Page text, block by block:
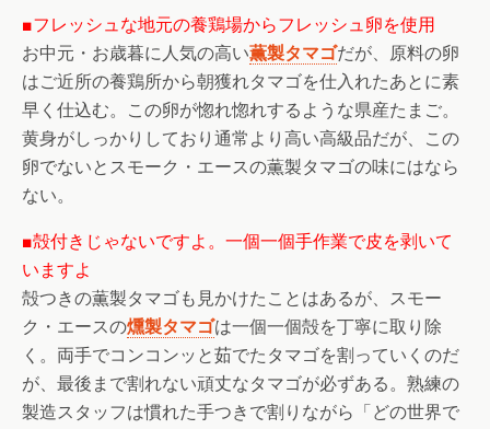
■フレッシュな地元の養鶏場からフレッシュ卵を使用
お中元・お歳暮に人気の高い薫製タマゴだが、原料の卵
はご近所の養鶏所から朝獲れタマゴを仕入れたあとに素
早く仕込む。この卵が惚れ惚れするような県産たまご。
黄身がしっかりしており通常より高い高級品だが、この
卵でないとスモーク・エースの薫製タマゴの味にはなら
ない。
■殻付きじゃないですよ。一個一個手作業で皮を剥いて
いますよ
殻つきの薫製タマゴも見かけたことはあるが、スモー
ク・エースの燻製タマゴは一個一個殻を丁寧に取り除
く。両手でコンコンッと茹でたタマゴを割っていくのだ
が、最後まで割れない頑丈なタマゴが必ずある。熟練の
製造スタッフは慣れた手つきで割りながら「どの世界で